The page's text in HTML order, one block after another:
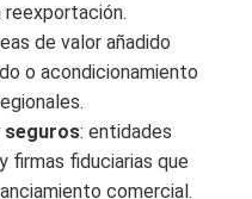
reexportación.
de valor añadido
o acondicionamiento
seguros: entidades
firmas fiduciarias que
comercial.